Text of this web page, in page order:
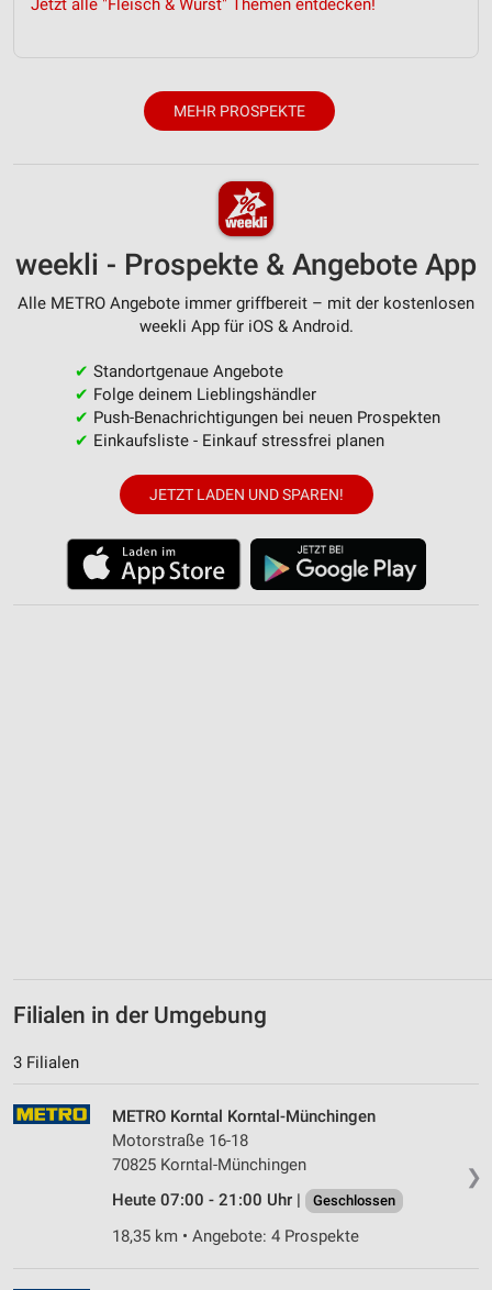
Jetzt alle "Fleisch & Wurst" Themen entdecken!
MEHR PROSPEKTE
weekli - Prospekte & Angebote App
Alle METRO Angebote immer griffbereit – mit der kostenlosen
weekli App für iOS & Android.
✔ Standortgenaue Angebote
✔ Folge deinem Lieblingshändler
✔ Push-Benachrichtigungen bei neuen Prospekten
✔ Einkaufsliste - Einkauf stressfrei planen
JETZT LADEN UND SPAREN!
Filialen in der Umgebung
3 Filialen
❯
METRO Korntal Korntal-Münchingen
Motorstraße 16-18
70825 Korntal-Münchingen
Heute 07:00 - 21:00 Uhr |
Geschlossen
18,35 km • Angebote: 4 Prospekte